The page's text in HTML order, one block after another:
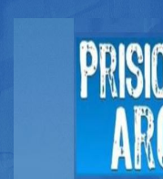
Buscador
Documentos